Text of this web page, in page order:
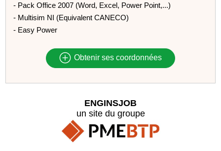
- Pack Office 2007 (Word, Excel, Power Point,...)
- Multisim NI (Equivalent CANECO)
- Easy Power
Obtenir ses coordonnées
ENGINSJOB
un site du groupe